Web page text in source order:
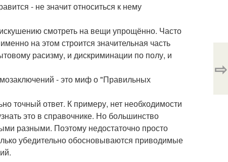
- не значит относиться к нему
смотреть на вещи упрощённо. Часто
на этом строится значительная часть
расизму, и дискриминации по полу, и
- это миф о "Правильных
точный ответ. К примеру, нет необходимости
это в справочнике. Но большинство
разными. Поэтому недостаточно просто
убедительно обосновываются приводимые
⇨